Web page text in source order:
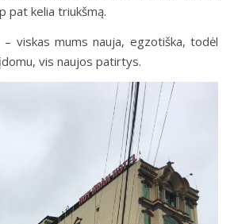
pat kelia triukšmą.
viskas mums nauja, egzotiška, todėl
vis naujos patirtys.